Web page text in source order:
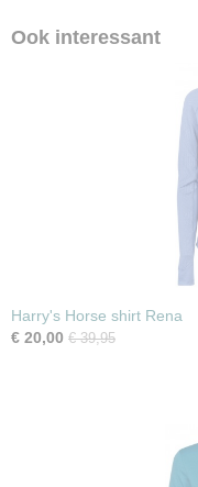
Ook interessant
Harry's Horse shirt Rena
€ 20,00 € 39,95